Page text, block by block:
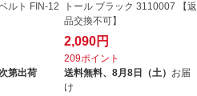
ルト FIN-12
第出荷
トール ブラック 3110007 【返
品交換不可】
2,090円
209ポイント
送料無料、8月8日（土） お届
け